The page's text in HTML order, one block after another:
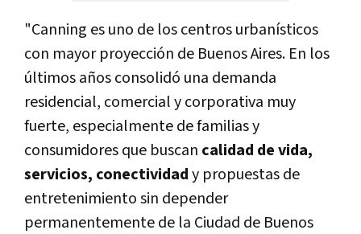
"Canning es uno de los centros urbanísticos
con mayor proyección de Buenos Aires. En los
últimos años consolidó una demanda
residencial, comercial y corporativa muy
fuerte, especialmente de familias y
consumidores que buscan calidad de vida,
servicios, conectividady propuestas de
entretenimiento sin depender
permanentemente de la Ciudad de Buenos